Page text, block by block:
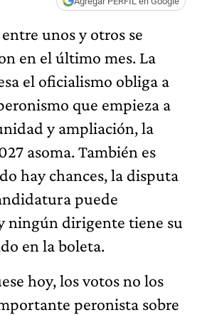
unos y otros se
en el último mes. La
el oficialismo obliga a
que empieza a
y ampliación, la
asoma. También es
hay chances, la disputa
puede
ningún dirigente tiene su
en la boleta.
hoy, los votos no los
peronista sobre